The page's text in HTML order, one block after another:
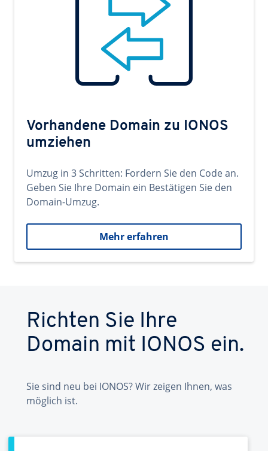
Vorhandene Domain zu IONOS
umziehen
Umzug in 3 Schritten: Fordern Sie den Code an.
Geben Sie Ihre Domain ein Bestätigen Sie den
Domain-Umzug.
Mehr erfahren
Richten Sie Ihre
Domain mit IONOS ein.
Sie sind neu bei IONOS? Wir zeigen Ihnen, was
möglich ist.